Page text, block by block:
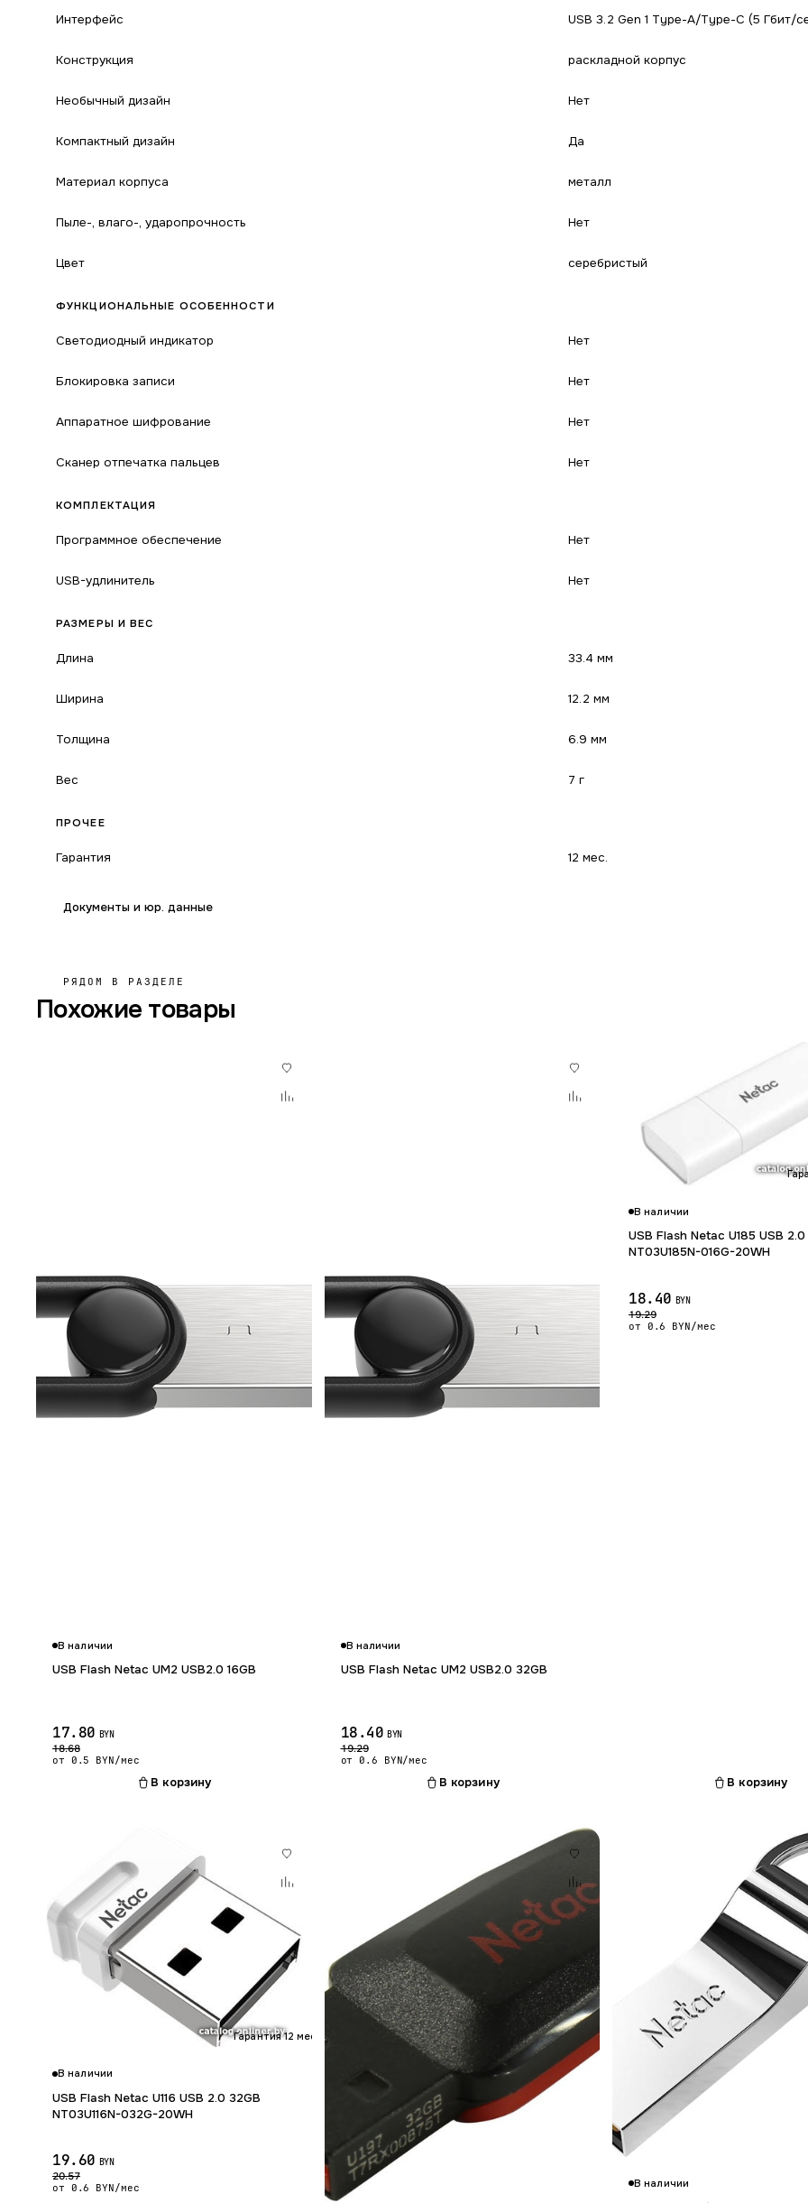
Интерфейс USB 3.2 Gen 1 Type-A/Type-C (5 Гбит/
Конструкция раскладной корпус
Необычный дизайн Нет
Компактный дизайн Да
Материал корпуса металл
Пыле-, влаго-, ударопрочность Нет
Цвет серебристый
ФУНКЦИОНАЛЬНЫЕ ОСОБЕННОСТИ
Светодиодный индикатор Нет
Блокировка записи Нет
Аппаратное шифрование Нет
Сканер отпечатка пальцев Нет
КОМПЛЕКТАЦИЯ
Программное обеспечение Нет
USB-удлинитель Нет
РАЗМЕРЫ И ВЕС
Длина 33.4 мм
Ширина 12.2 мм
Толщина 6.9 мм
Вес 7 г
ПРОЧЕЕ
Гарантия 12 мес.
Документы и юр. данные
РЯДОМ В РАЗДЕЛЕ
Похожие товары
В наличии
USB Flash Netac UM2 USB2.0 16GB
17.80 BYN
18.68
от 0.5 BYN/мес
В корзину
В наличии
USB Flash Netac UM2 USB2.0 32GB
18.40 BYN
19.29
от 0.6 BYN/мес
В корзину
В наличии
USB Flash Netac U185 USB 2.0
NT03U185N-016G-20WH
18.40 BYN
19.29
от 0.6 BYN/мес
В корзину
Гарантия 12 мес.
В наличии
USB Flash Netac U116 USB 2.0 32GB
NT03U116N-032G-20WH
19.60 BYN
20.57
от 0.6 BYN/мес
Гарантия 12 мес.
В наличии